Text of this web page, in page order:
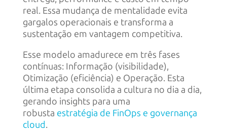
real. Essa mudança de mentalidade evita
gargalos operacionais e transforma a
sustentação em vantagem competitiva.
Esse modelo amadurece em três fases
contínuas: Informação (visibilidade),
Otimização (eficiência) e Operação. Esta
última etapa consolida a cultura no dia a dia,
gerando insights para uma
robusta estratégia de FinOps e governança
cloud.